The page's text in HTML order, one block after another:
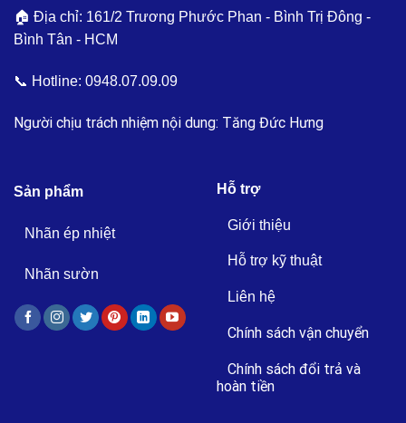
🏠 Địa chỉ: 161/2 Trương Phước Phan - Bình Trị Đông -
Bình Tân - HCM
📞 Hotline: 0948.07.09.09
Người chịu trách nhiệm nội dung: Tăng Đức Hưng
Sản phẩm
Nhãn ép nhiệt
Nhãn sườn
Hỗ trợ
Giới thiệu
Hỗ trợ kỹ thuật
Liên hệ
Chính sách vận chuyển
Chính sách đổi trả và
hoàn tiền